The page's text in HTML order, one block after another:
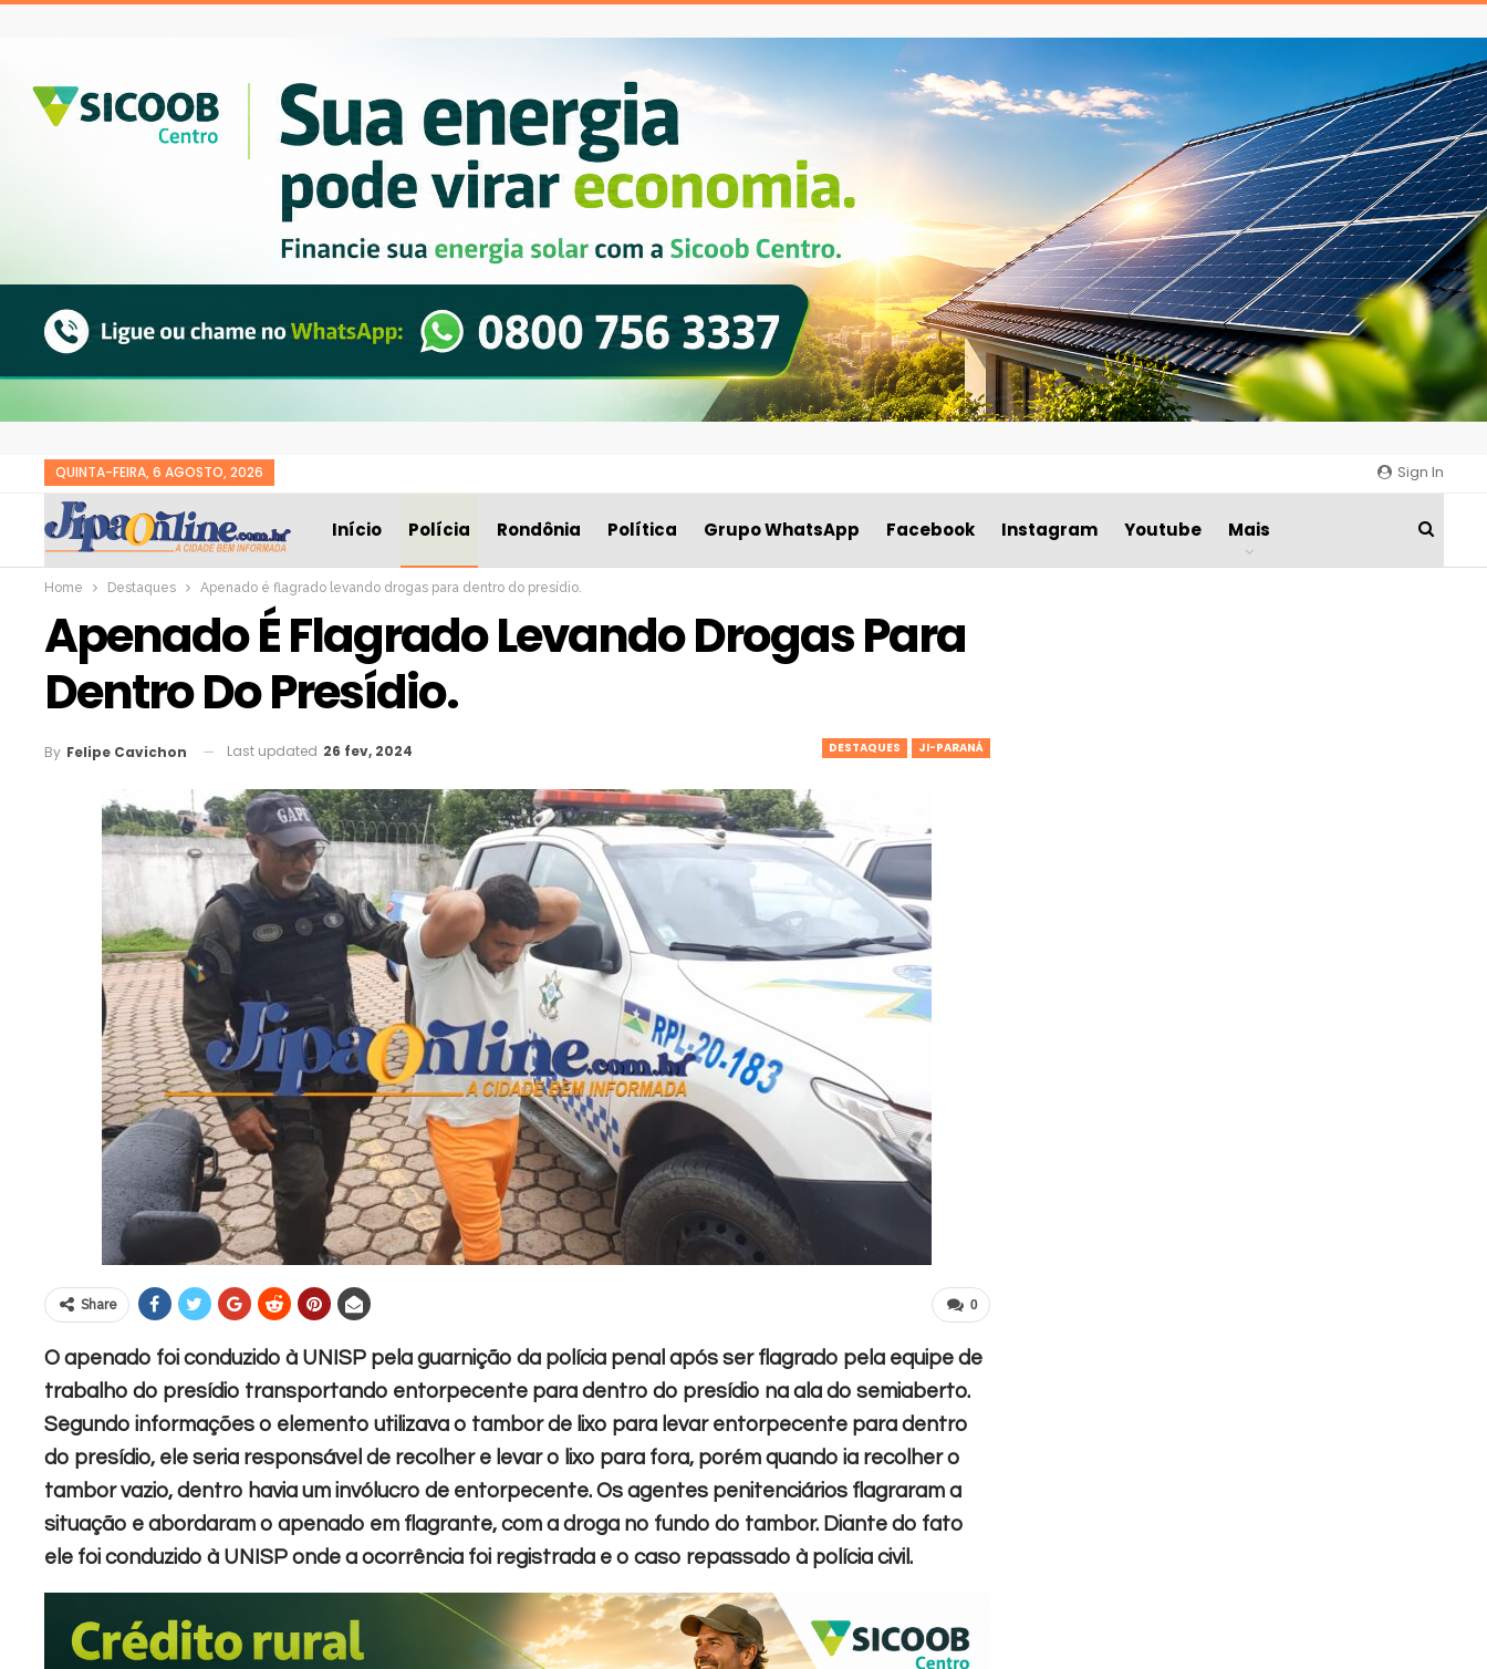
Sign In
QUINTA-FEIRA, 6 AGOSTO, 2026
Início Polícia Rondônia Política Grupo WhatsApp Facebook Instagram Youtube Mais
Home Destaques Apenado é flagrado levando drogas para dentro do presídio.
Apenado É Flagrado Levando Drogas Para
Dentro Do Presídio.
DESTAQUES JI-PARANÁ
By Felipe Cavichon Last updated 26 fev, 2024
0
Share
O apenado foi conduzido à UNISP pela guarnição da polícia penal após ser flagrado pela equipe de
trabalho do presídio transportando entorpecente para dentro do presídio na ala do semiaberto.
Segundo informações o elemento utilizava o tambor de lixo para levar entorpecente para dentro
do presídio, ele seria responsável de recolher e levar o lixo para fora, porém quando ia recolher o
tambor vazio, dentro havia um invólucro de entorpecente. Os agentes penitenciários flagraram a
situação e abordaram o apenado em flagrante, com a droga no fundo do tambor. Diante do fato
ele foi conduzido à UNISP onde a ocorrência foi registrada e o caso repassado à polícia civil.